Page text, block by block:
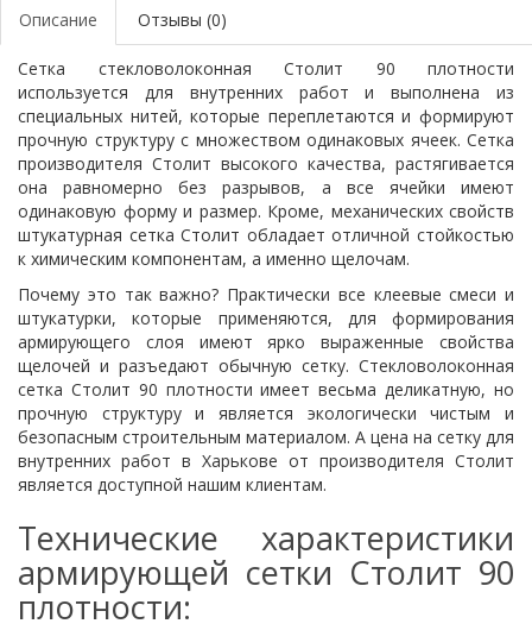
Описание Отзывы (0)
Сетка стекловолоконная Столит 90 плотности
используется для внутренних работ и выполнена из
специальных нитей, которые переплетаются и формируют
прочную структуру с множеством одинаковых ячеек. Сетка
производителя Столит высокого качества, растягивается
она равномерно без разрывов, а все ячейки имеют
одинаковую форму и размер. Кроме, механических свойств
штукатурная сетка Столит обладает отличной стойкостью
к химическим компонентам, а именно щелочам.
Почему это так важно? Практически все клеевые смеси и
штукатурки, которые применяются, для формирования
армирующего слоя имеют ярко выраженные свойства
щелочей и разъедают обычную сетку. Стекловолоконная
сетка Столит 90 плотности имеет весьма деликатную, но
прочную структуру и является экологически чистым и
безопасным строительным материалом. А цена на сетку для
внутренних работ в Харькове от производителя Столит
является доступной нашим клиентам.
Технические характеристики
армирующей сетки Столит 90
плотности: